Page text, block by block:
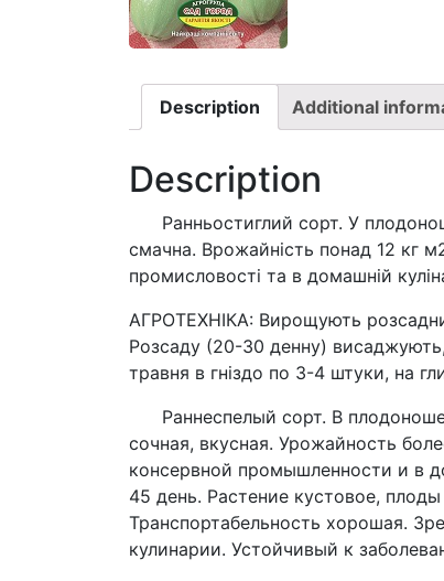
Description Additional
Description
Ранньостиглий сорт. У
смачна. Врожайність понад 12 кг
промисловості та в домашній
АГРОТЕХНІКА: Вирощують
Розсаду (20-30 денну) висаджують,
травня в гніздо по 3-4 штуки, на
Раннеспелый сорт. В
сочная, вкусная. Урожайность
консервной промышленности и в
45 день. Растение кустовое,
Транспортабельность хорошая.
кулинарии. Устойчивый к